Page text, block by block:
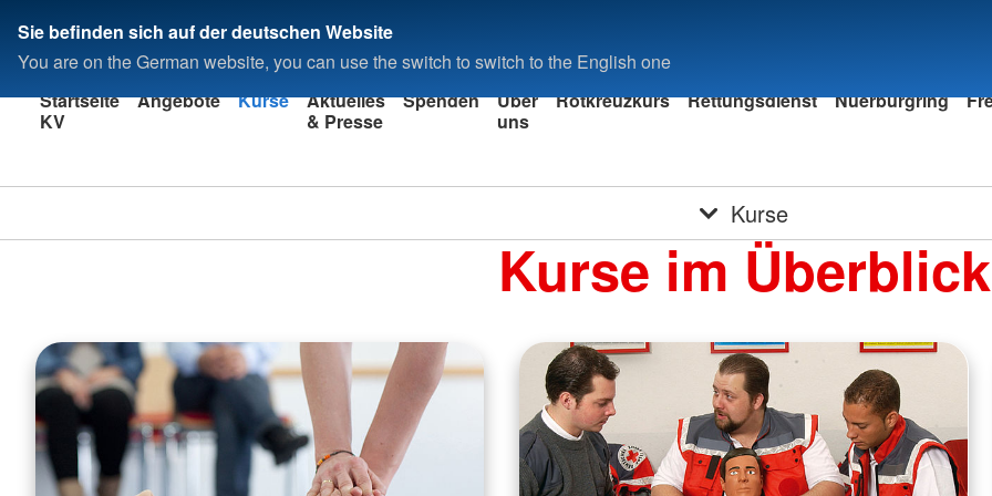
Sie befinden sich auf der deutschen Website
You are on the German website, you can use the switch to switch to the English one
Ahrweiler e.V.
Startseite
KV
Angebote Kurse
Aktuelles
& Presse
Spenden
Über
uns
Rotkreuzkurs Rettungsdienst Nuerburgring
Kurse
Kurse im Überblick